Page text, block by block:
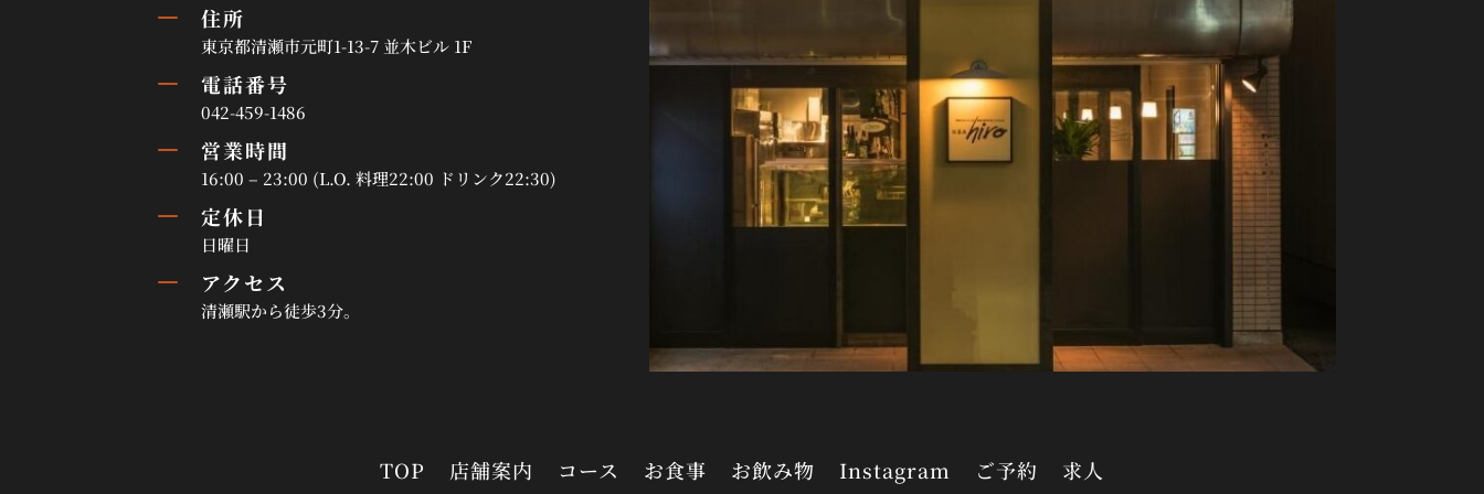
K 住所
東京都清瀬市元町1-13-7 並木ビル 1F
K 電話番号
042-459-1486
K 営業時間
16:00 – 23:00 (L.O. 料理22:00 ドリンク22:30)
K 定休日
日曜日
K アクセス
清瀬駅から徒歩3分。
TOP 店舗案内 コース お食事 お飲み物 Instagram ご予約 求人